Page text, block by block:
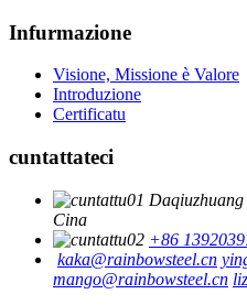
Infurmazione
Visione, Missione è Valore
Introduzione
Certificatu
cuntattateci
Cina
+86
kaka@rainbowsteel.cn
mango@rainbowsteel.cn